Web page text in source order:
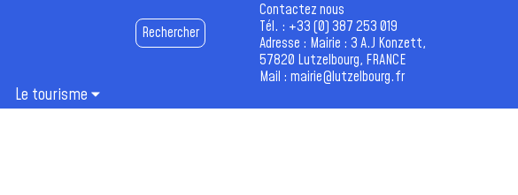
Rechercher
Le tourisme
Contactez nous
Tél. : +33 (0) 387 253 019
Adresse : Mairie : 3 A.J Konzett,
57820 Lutzelbourg, FRANCE
Mail : mairie@lutzelbourg.fr